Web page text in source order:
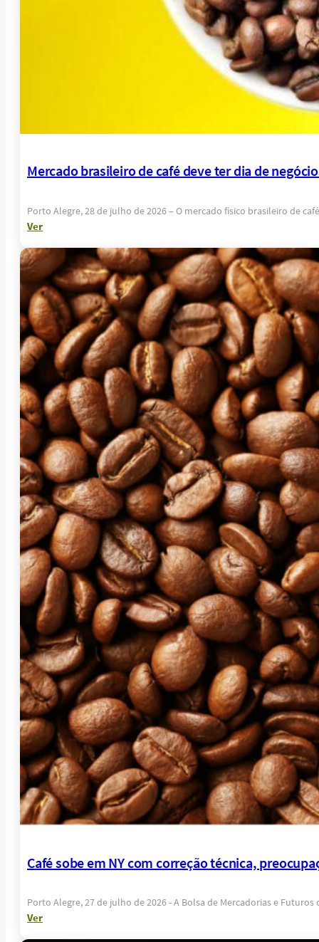
Mercado brasileiro de café deve ter dia de
Porto Alegre, 28 de julho de 2026 – O mercado físico brasileiro de
Ver
Café sobe em NY com correção técnica,
Porto Alegre, 27 de julho de 2026 - A Bolsa de Mercadorias e Futuros
Ver